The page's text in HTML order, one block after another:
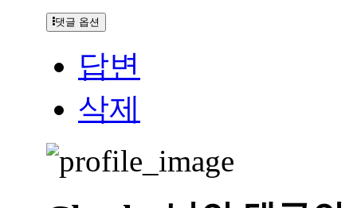
댓글 옵션
답변
삭제